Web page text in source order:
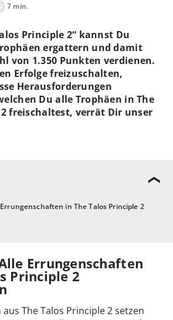
7 min.
in The Talos Principle 2
Principle 2“ kannst Du
ergattern und damit
von 1.350 Punkten verdienen.
Erfolge freizuschalten,
Herausforderungen
Du alle Trophäen in The
freischaltest, verrät Dir unser
Errungenschaften
Principle 2
The Talos Principle 2 setzen